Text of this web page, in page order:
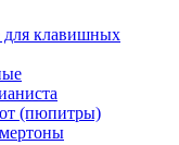
клавишных
(пюпитры)